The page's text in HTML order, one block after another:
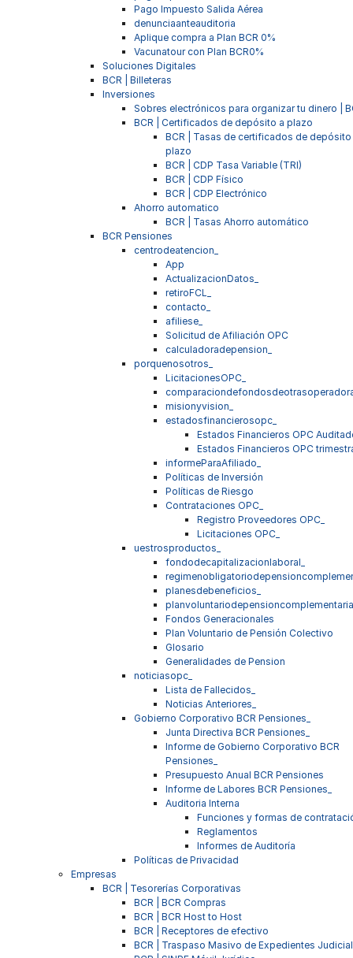
Pago Impuesto Salida Aérea
denunciaanteauditoria
Aplique compra a Plan BCR 0%
Vacunatour con Plan BCR0%
Soluciones Digitales
BCR | Billeteras
Inversiones
Sobres electrónicos para organizar tu dinero |
BCR | Certificados de depósito a plazo
BCR | Tasas de certificados de depósito
plazo
BCR | CDP Tasa Variable (TRI)
BCR | CDP Físico
BCR | CDP Electrónico
Ahorro automatico
BCR | Tasas Ahorro automático
BCR Pensiones
centrodeatencion_
App
ActualizacionDatos_
retiroFCL_
contacto_
afiliese_
Solicitud de Afiliación OPC
calculadoradepension_
porquenosotros_
LicitacionesOPC_
misionyvision_
estadosfinancierosopc_
Estados Financieros OPC
Estados Financieros OPC
informeParaAfiliado_
Políticas de Inversión
Políticas de Riesgo
Contrataciones OPC_
Registro Proveedores OPC_
Licitaciones OPC_
uestrosproductos_
fondodecapitalizacionlaboral_
planesdebeneficios_
Fondos Generacionales
Plan Voluntario de Pensión Colectivo
Glosario
Generalidades de Pension
noticiasopc_
Lista de Fallecidos_
Noticias Anteriores_
Gobierno Corporativo BCR Pensiones_
Junta Directiva BCR Pensiones_
Informe de Gobierno Corporativo BCR
Pensiones_
Presupuesto Anual BCR Pensiones
Informe de Labores BCR Pensiones_
Auditoria Interna
Funciones y formas de
Reglamentos
Informes de Auditoría
Políticas de Privacidad
Empresas
BCR | Tesorerías Corporativas
BCR | BCR Compras
BCR | BCR Host to Host
BCR | Receptores de efectivo
BCR | Traspaso Masivo de Expedientes